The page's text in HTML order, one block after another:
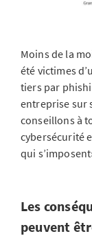
Moins de la
été victimes
tiers par
entreprise sur
conseillons à
cybersécurité
qui
Les
peuvent